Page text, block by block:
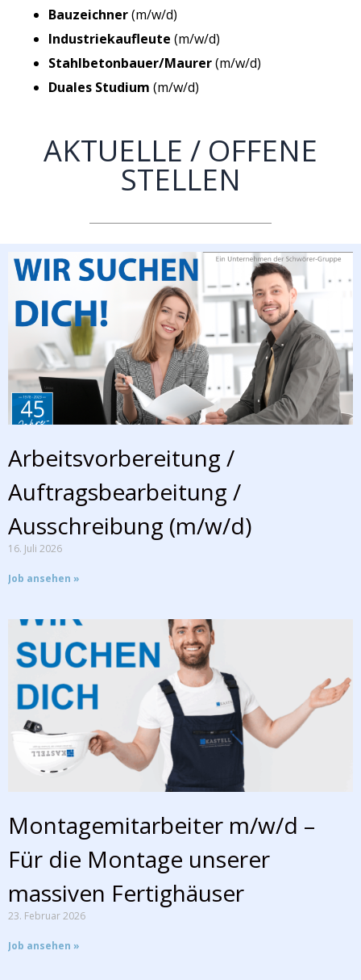
Bauzeichner(m/w/d)
Industriekaufleute (m/w/d)
Stahlbetonbauer/Maurer(m/w/d)
Duales Studium (m/w/d)
AKTUELLE / OFFENE
STELLEN
Arbeitsvorbereitung /
Auftragsbearbeitung /
Ausschreibung (m/w/d)
16. Juli 2026
Job ansehen »
Montagemitarbeiter m/w/d –
Für die Montage unserer
massiven Fertighäuser
23. Februar 2026
Job ansehen »